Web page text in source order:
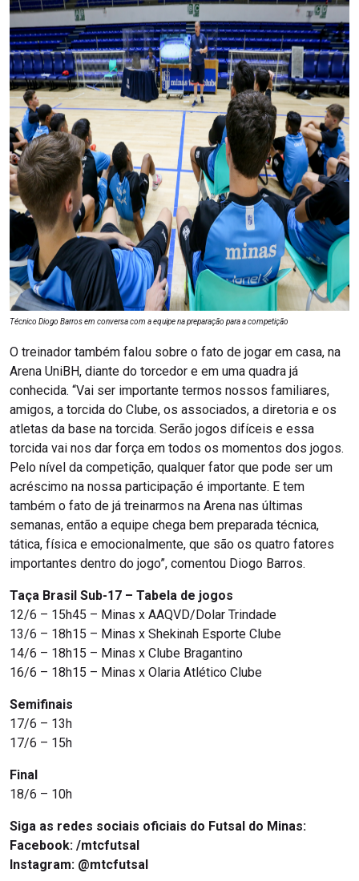
Técnico Diogo Barros em conversa com a equipe na preparação para a competição
O treinador também falou sobre o fato de jogar em casa, na
Arena UniBH, diante do torcedor e em uma quadra já
conhecida. “Vai ser importante termos nossos familiares,
amigos, a torcida do Clube, os associados, a diretoria e os
atletas da base na torcida. Serão jogos difíceis e essa
torcida vai nos dar força em todos os momentos dos jogos.
Pelo nível da competição, qualquer fator que pode ser um
acréscimo na nossa participação é importante. E tem
também o fato de já treinarmos na Arena nas últimas
semanas, então a equipe chega bem preparada técnica,
tática, física e emocionalmente, que são os quatro fatores
importantes dentro do jogo”, comentou Diogo Barros.
Taça Brasil Sub-17 – Tabela de jogos
12/6 – 15h45 – Minas x AAQVD/Dolar Trindade
13/6 – 18h15 – Minas x Shekinah Esporte Clube
14/6 – 18h15 – Minas x Clube Bragantino
16/6 – 18h15 – Minas x Olaria Atlético Clube
Semifinais
17/6 – 13h
17/6 – 15h
Final
18/6 – 10h
Siga as redes sociais oficiais do Futsal do Minas:
Facebook: /mtcfutsal
Instagram: @mtcfutsal